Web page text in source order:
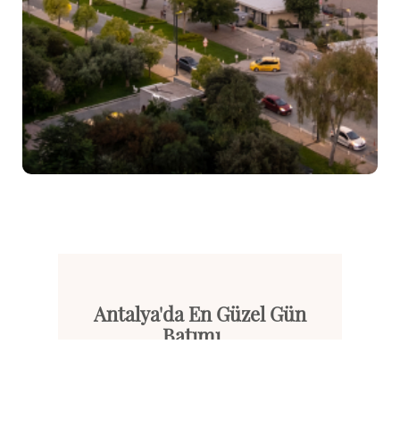
Antalya'da En Güzel Gün
Batımı...